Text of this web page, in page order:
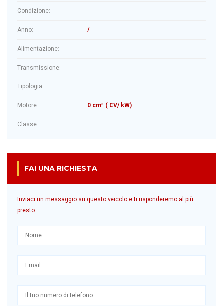
Condizione:
Anno: /
Alimentazione:
Transmissione:
Tipologia:
Motore: 0 cm³ ( CV/ kW)
Classe:
FAI UNA RICHIESTA
Inviaci un messaggio su questo veicolo e ti risponderemo al più
presto